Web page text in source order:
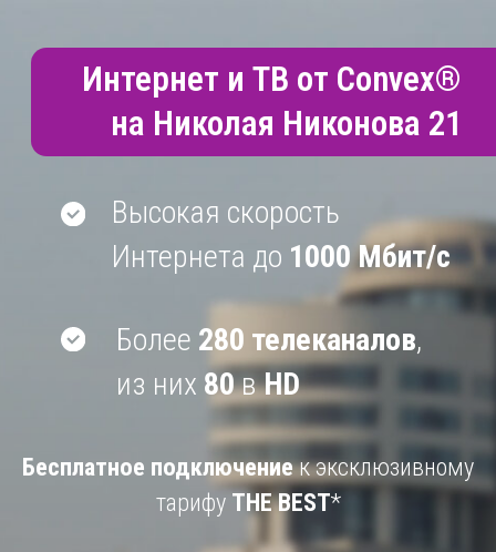
Интернет и ТВ от Convex®
на Николая Никонова 21
Высокая скорость
Более 280 телеканалов,
из них 80вHD
290₽
Бесплатное подключениек эксклюзивному
THE BEST*
В МЕСЯЦ